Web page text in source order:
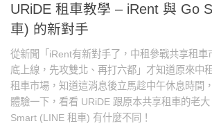
URiDE 租車教學 – iRent 與 Go
車) 的新對手
從新聞「iRent有新對手了，中租參戰共享租車
底上線，先攻雙北、再打六都」才知道原來中
租車市場，知道這消息後立馬趁中午休息時間
體驗一下，看看 URiDE 跟原本共享租車的老
Smart (LINE 租車) 有什麼不同！